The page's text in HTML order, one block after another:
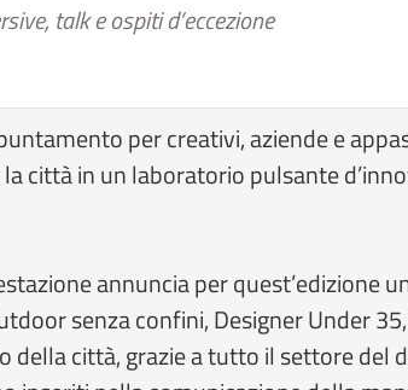
talk e ospiti d’eccezione
per creativi, aziende e
città in un laboratorio pulsante
annuncia per quest’edizione
senza confini, Designer Under
città, grazie a tutto il settore del